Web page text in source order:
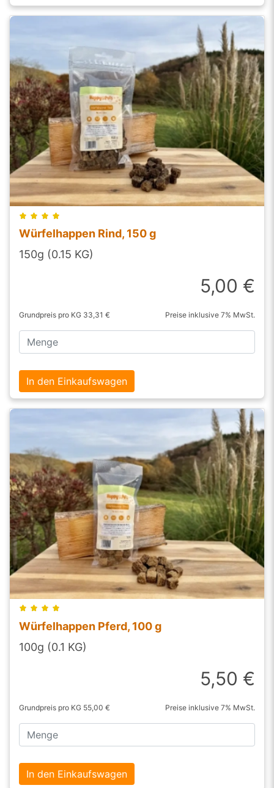
Würfelhappen Rind, 150 g
150g (0.15 KG)
5,00 €
Grundpreis pro KG 33,31 € Preise inklusive 7% MwSt.
In den Einkaufswagen
Würfelhappen Pferd, 100 g
100g (0.1 KG)
5,50 €
Grundpreis pro KG 55,00 € Preise inklusive 7% MwSt.
In den Einkaufswagen